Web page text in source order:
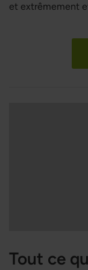
et extrêmement
beaucoup se
créatine faut-il
Tout ce